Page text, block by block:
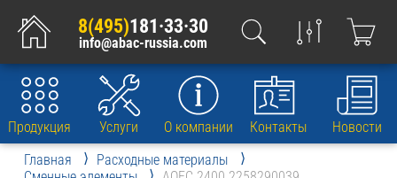
8(495)181·33·30
info@abac-russia.com
Продукция Услуги О компании Контакты
Новости
Главная
Расходные материалы